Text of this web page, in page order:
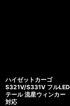
ハイゼットカーゴ
S321V/S331V フルLED
テール 流星ウィンカー
対応